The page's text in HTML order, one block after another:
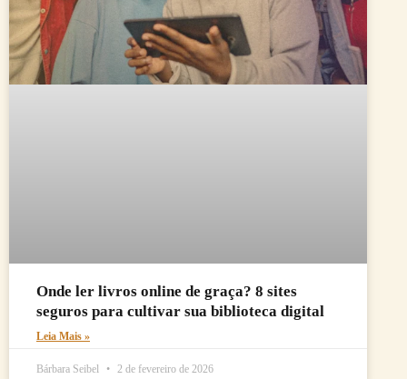
Onde ler livros online de graça? 8 sites
seguros para cultivar sua biblioteca digital
Leia Mais »
Bárbara Seibel 2 de fevereiro de 2026